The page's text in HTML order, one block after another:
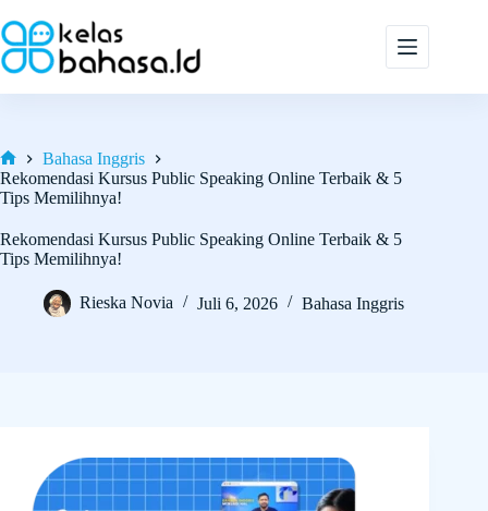
to
content
Home
Bahasa Inggris
Rekomendasi Kursus Public Speaking Online Terbaik & 5
Tips Memilihnya!
Rekomendasi Kursus Public Speaking Online Terbaik & 5
Tips Memilihnya!
Rieska Novia Juli 6, 2026 Bahasa Inggris